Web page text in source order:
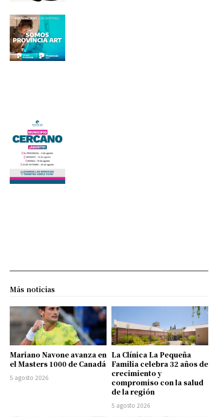
Más noticias
Mariano Navone avanza en
el Masters 1000 de Canadá
5 agosto 2026
La Clínica La Pequeña
Familia celebra 32 años de
crecimiento y
compromiso con la salud
de la región
5 agosto 2026